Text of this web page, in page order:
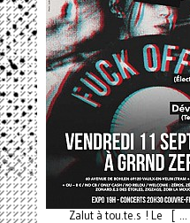
Zalut à tou.te.s ! Le [ ...